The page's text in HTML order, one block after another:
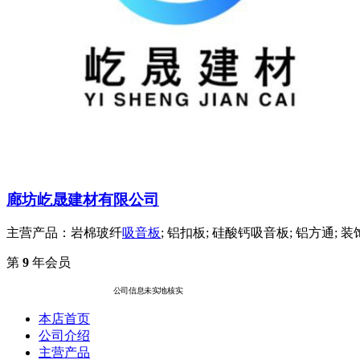
廊坊屹晟建材有限公司
主营产品：岩棉玻纤吸音板; 铝扣板; 硅酸钙吸音板; 铝方通; 装
第 9 年会员
公司信息未实地核实
本店首页
公司介绍
主营产品